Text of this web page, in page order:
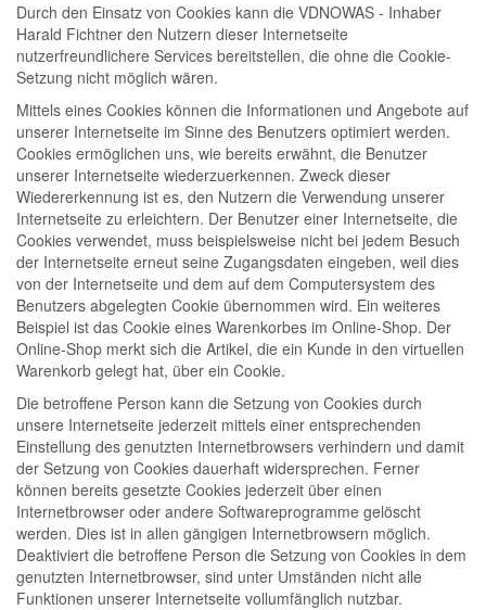
Durch den Einsatz von Cookies kann die VDNOWAS - Inhaber
Harald Fichtner den Nutzern dieser Internetseite
nutzerfreundlichere Services bereitstellen, die ohne die Cookie-
Setzung nicht möglich wären.
Mittels eines Cookies können die Informationen und Angebote auf
unserer Internetseite im Sinne des Benutzers optimiert werden.
Cookies ermöglichen uns, wie bereits erwähnt, die Benutzer
unserer Internetseite wiederzuerkennen. Zweck dieser
Wiedererkennung ist es, den Nutzern die Verwendung unserer
Internetseite zu erleichtern. Der Benutzer einer Internetseite, die
Cookies verwendet, muss beispielsweise nicht bei jedem Besuch
der Internetseite erneut seine Zugangsdaten eingeben, weil dies
von der Internetseite und dem auf dem Computersystem des
Benutzers abgelegten Cookie übernommen wird. Ein weiteres
Beispiel ist das Cookie eines Warenkorbes im Online-Shop. Der
Online-Shop merkt sich die Artikel, die ein Kunde in den virtuellen
Warenkorb gelegt hat, über ein Cookie.
Die betroffene Person kann die Setzung von Cookies durch
unsere Internetseite jederzeit mittels einer entsprechenden
Einstellung des genutzten Internetbrowsers verhindern und damit
der Setzung von Cookies dauerhaft widersprechen. Ferner
können bereits gesetzte Cookies jederzeit über einen
Internetbrowser oder andere Softwareprogramme gelöscht
werden. Dies ist in allen gängigen Internetbrowsern möglich.
Deaktiviert die betroffene Person die Setzung von Cookies in dem
genutzten Internetbrowser, sind unter Umständen nicht alle
Funktionen unserer Internetseite vollumfänglich nutzbar.